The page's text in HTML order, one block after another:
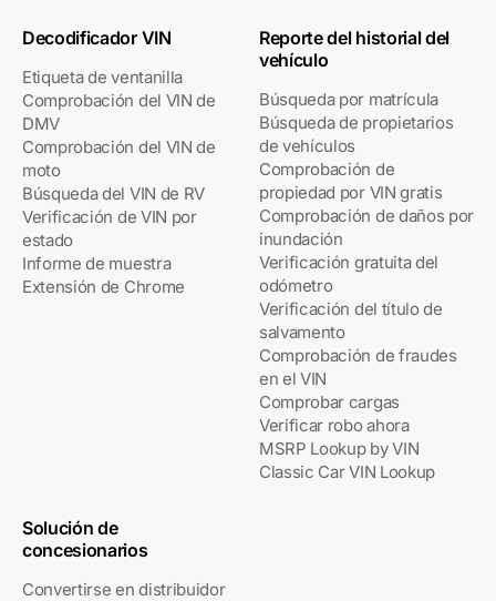
Decodificador VIN
Etiqueta de ventanilla
Comprobación del VIN de
DMV
Comprobación del VIN de
moto
Búsqueda del VIN de RV
Verificación de VIN por
estado
Informe de muestra
Extensión de Chrome
Reporte del historial del
vehículo
Búsqueda por matrícula
Búsqueda de propietarios
de vehículos
Comprobación de
propiedad por VIN gratis
Comprobación de daños por
inundación
Verificación gratuita del
odómetro
Verificación del título de
salvamento
Comprobación de fraudes
en el VIN
Comprobar cargas
Verificar robo ahora
MSRP Lookup by VIN
Classic Car VIN Lookup
Solución de
concesionarios
Convertirse en distribuidor